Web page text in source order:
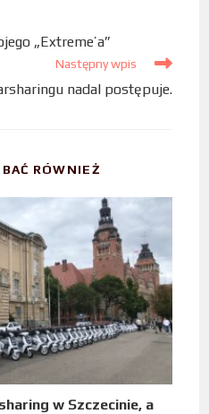
„Extreme’a”
Następny wpis
nadal postępuje.
RÓWNIEŻ
w Szczecinie, a